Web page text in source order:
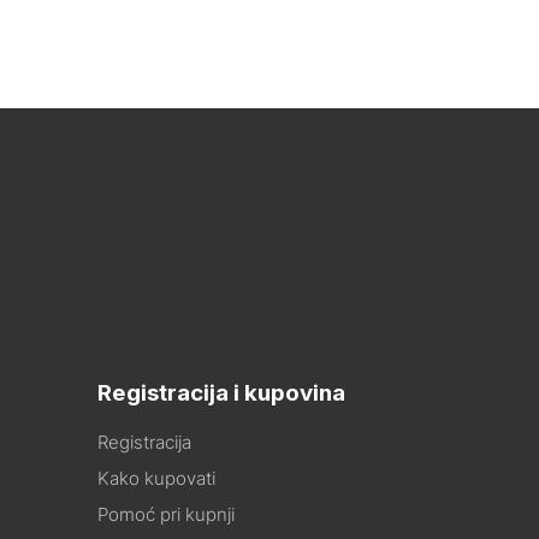
Registracija i kupovina
Registracija
Kako kupovati
Pomoć pri kupnji